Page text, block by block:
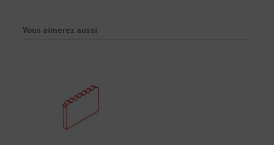
Vous aimerez aussi